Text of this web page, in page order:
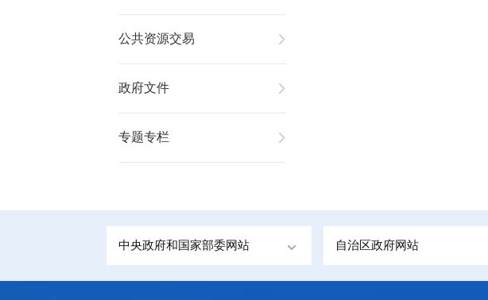
公共资源交易
政府文件
专题专栏
中央政府和国家部委网站 自治区政府网站